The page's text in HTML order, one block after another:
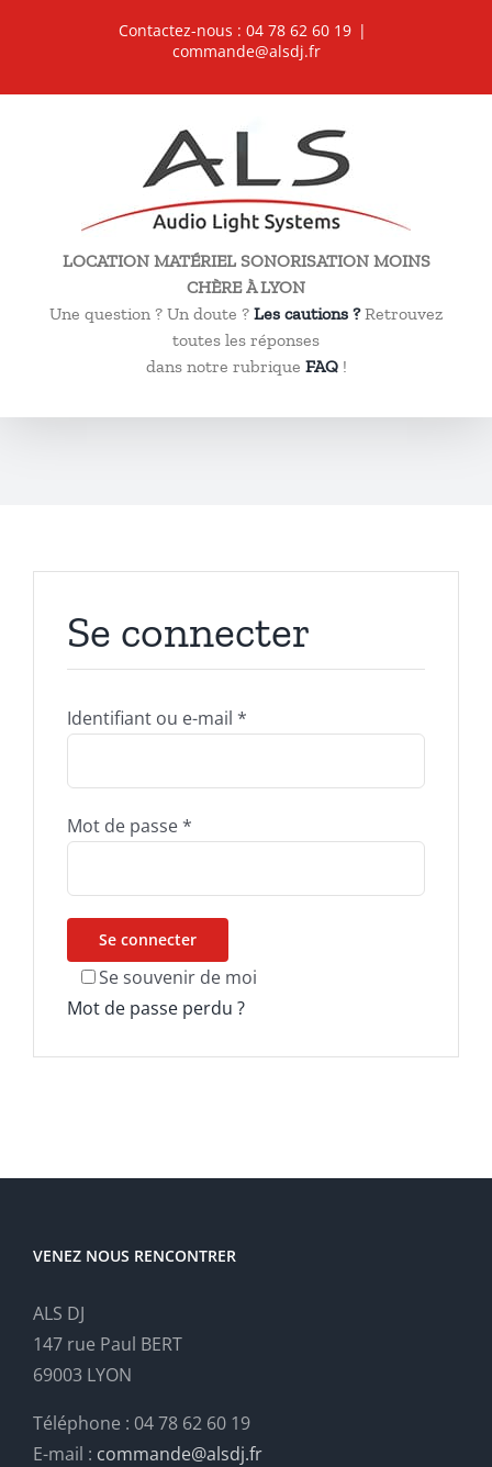
Contactez-nous : 04 78 62 60 19 |
commande@alsdj.fr
LOCATION MATÉRIEL SONORISATION MOINS
CHÈRE À LYON
Une question ? Un doute ? Les cautions ?Retrouvez
toutes les réponses
dans notre rubrique FAQ!
Se connecter
Identifiant ou e-mail *
Mot de passe*
Se souvenir de moi
Se connecter
Mot de passe perdu ?
VENEZ NOUS RENCONTRER
ALS DJ
147 rue Paul BERT
69003 LYON
Téléphone : 04 78 62 60 19
E-mail : commande@alsdj.fr